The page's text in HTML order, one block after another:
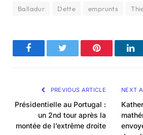
Balladur Dette emprunts
FacebookTwitter Pinterest
PREVIOUS ARTICLE
Présidentielle au Portugal :
un 2nd tour après la
montée de l’extrême droite
NEXT